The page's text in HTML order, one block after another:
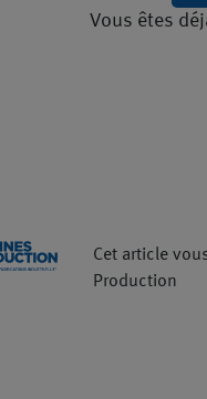
Vous êtes
Cet article
Production